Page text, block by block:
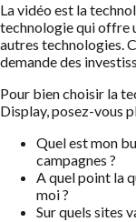
La vidéo est la
technologie qui offre
autres technologies.
demande des
Pour bien choisir la
Display, posez-vous
Quel est mon
campagnes ?
A quel point la
moi ?
Sur quels sites